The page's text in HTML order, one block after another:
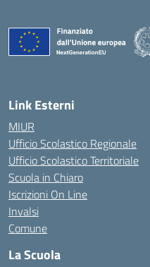
Link Esterni
MIUR
Ufficio Scolastico Regionale
Ufficio Scolastico Territoriale
Scuola in Chiaro
Iscrizioni On Line
Invalsi
Comune
La Scuola